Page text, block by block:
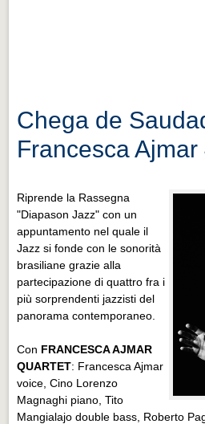
Chega de
Francesca Ajmar
Riprende la Rassegna
"Diapason Jazz" con un
appuntamento nel quale il
Jazz si fonde con le sonorità
brasiliane grazie alla
partecipazione di quattro fra i
più sorprendenti jazzisti del
panorama contemporaneo.
Con FRANCESCA AJMAR
QUARTET: Francesca Ajmar
voice, Cino Lorenzo
Magnaghi piano, Tito
Mangialajo double bass, Roberto